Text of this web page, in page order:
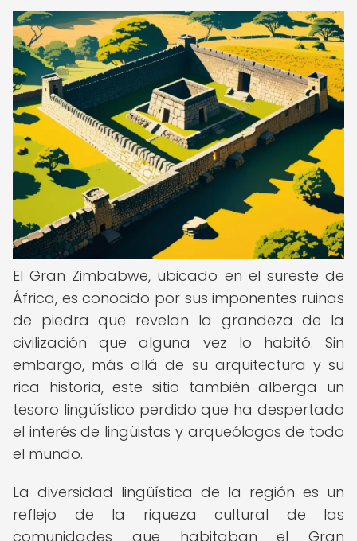
El Gran Zimbabwe, ubicado en el sureste de
África, es conocido por sus imponentes ruinas
de piedra que revelan la grandeza de la
civilización que alguna vez lo habitó. Sin
embargo, más allá de su arquitectura y su
rica historia, este sitio también alberga un
tesoro lingüístico perdido que ha despertado
el interés de lingüistas y arqueólogos de todo
el mundo.
La diversidad lingüística de la región es un
reflejo de la riqueza cultural de las
comunidades que habitaban el Gran